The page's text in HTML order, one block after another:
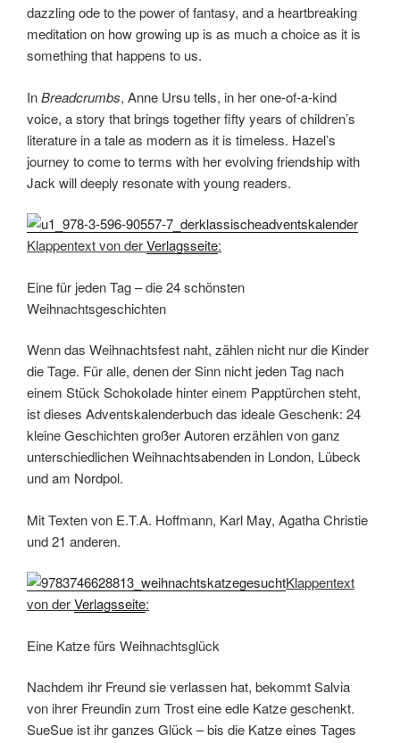
Eine für jeden Tag – die 24 schönsten
Weihnachtsgeschichten
Wenn das Weihnachtsfest naht, zählen nicht nur die Kinder
die Tage. Für alle, denen der Sinn nicht jeden Tag nach
einem Stück Schokolade hinter einem Papptürchen steht,
ist dieses Adventskalenderbuch das ideale Geschenk: 24
kleine Geschichten großer Autoren erzählen von ganz
und am Nordpol.
und 21 anderen.
von derVerlagsseite:
Eine Katze fürs Weihnachtsglück
Nachdem ihr Freund sie verlassen hat, bekommt Salvia
von ihrer Freundin zum Trost eine edle Katze geschenkt.
SueSue ist ihr ganzes Glück – bis die Katze eines Tages
überfahren. Salvia ist untröstlich, doch dann, kurz vor
Weihnachten sieht sie auf einer Ausstellung Bilder eines
lange aufregende Suche beginnt – amouröse
Verwicklungen inklusive.
Die neue wunderbare Katzengeschichte von Andrea
nur für Katzenliebhaber.
Klappentext von derVerlagsseite